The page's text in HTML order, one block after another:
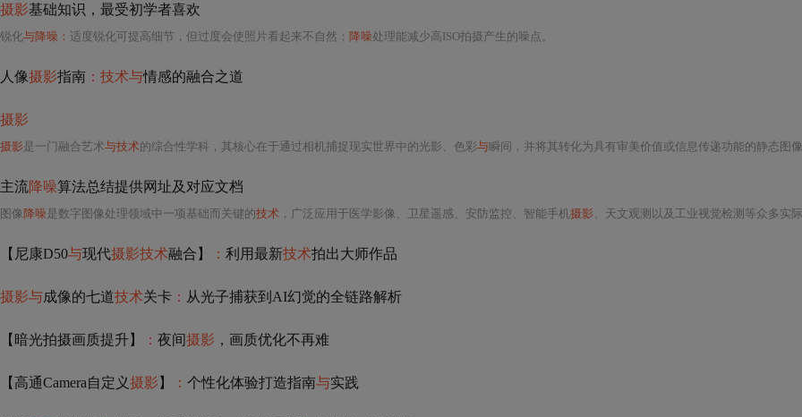
摄影基础知识，最受初学者喜欢
锐化与降噪： 适度锐化可提高细节，但过度会使照片看起来不自然； 降噪处理能减少高ISO拍摄产生的噪点。
人像摄影指南 ：技术与情感的融合之道
摄影
摄影是一门融合艺术与技术的综合性学科，其核心在于通过相机捕捉现实世界中的光影、色彩与瞬间，并将其转化为具有审美价值或信息传递功能的静态图像。从标
主流降噪算法总结提供网址及对应文档
图像降噪是数字图像处理领域中一项基础而关键的技术 ，广泛应用于医学影像、卫星遥感、安防监控、智能手机摄影 、天文观测以及工业视觉检测等众多实际场景。其核心目标是在尽可能保留图像原始结构、边缘、纹理和细节信息的前提下，有效抑制或消除由传感器噪声、传输干扰、量化误差、光照不均等因素引入的各类加性噪声（如高斯白噪声）、乘性噪声（如斑点噪声）、脉冲噪声（
【尼康D50与现代摄影技术融合】 ： 利用最新技术拍出大师作品
摄影与成像的七道技术关卡 ： 从光子捕获到AI幻觉的全链路解析
【暗光拍摄画质提升】 ： 夜间摄影 ，画质优化不再难
【高通Camera自定义摄影 】 ： 个性化体验打造指南与实践